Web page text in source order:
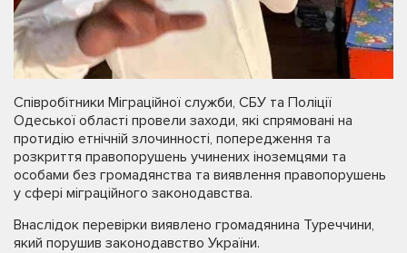
Співробітники Міграційної служби, СБУ та Поліції
Одеської області провели заходи, які спрямовані на
протидію етнічній злочинності, попередження та
розкриття правопорушень учинених іноземцями та
особами без громадянства та виявлення правопорушень
у сфері міграційного законодавства.
Внаслідок перевірки виявлено громадянина Туреччини,
який порушив законодавство України.